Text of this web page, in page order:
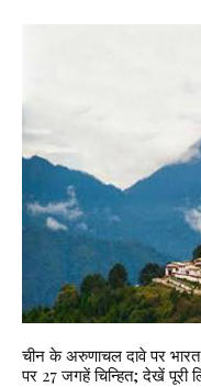
चीन के अरुणाचल दावे पर
पर 27 जगहें चिन्हित; देखें पूरी